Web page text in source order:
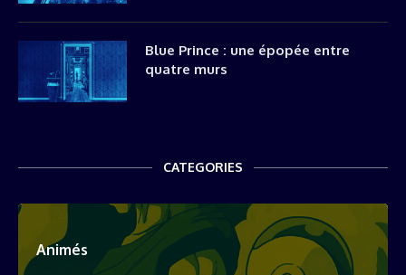
Blue Prince : une épopée entre
quatre murs
CATEGORIES
Animés